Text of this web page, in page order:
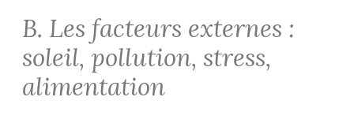
B. Les facteurs externes :
soleil, pollution, stress,
alimentation